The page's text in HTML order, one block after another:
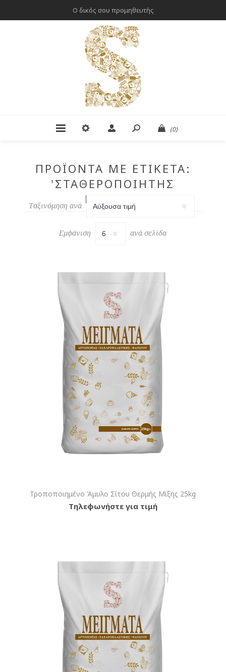
Ο δικός σου προμηθευτής
(0)
ΠΡΟΪΌΝΤΑ ΜΕ ΕΤΙΚΈΤΑ:
'ΣΤΑΘΕΡΟΠΟΙΗΤΉΣ
ΚΡΈΜΑΣ'
Ταξινόμηση ανά
Εμφάνιση ανά σελίδα
Τροποποιημένο Άμυλο Σίτου Θερμής Μίξης 25kg
Τηλεφωνήστε για τιμή